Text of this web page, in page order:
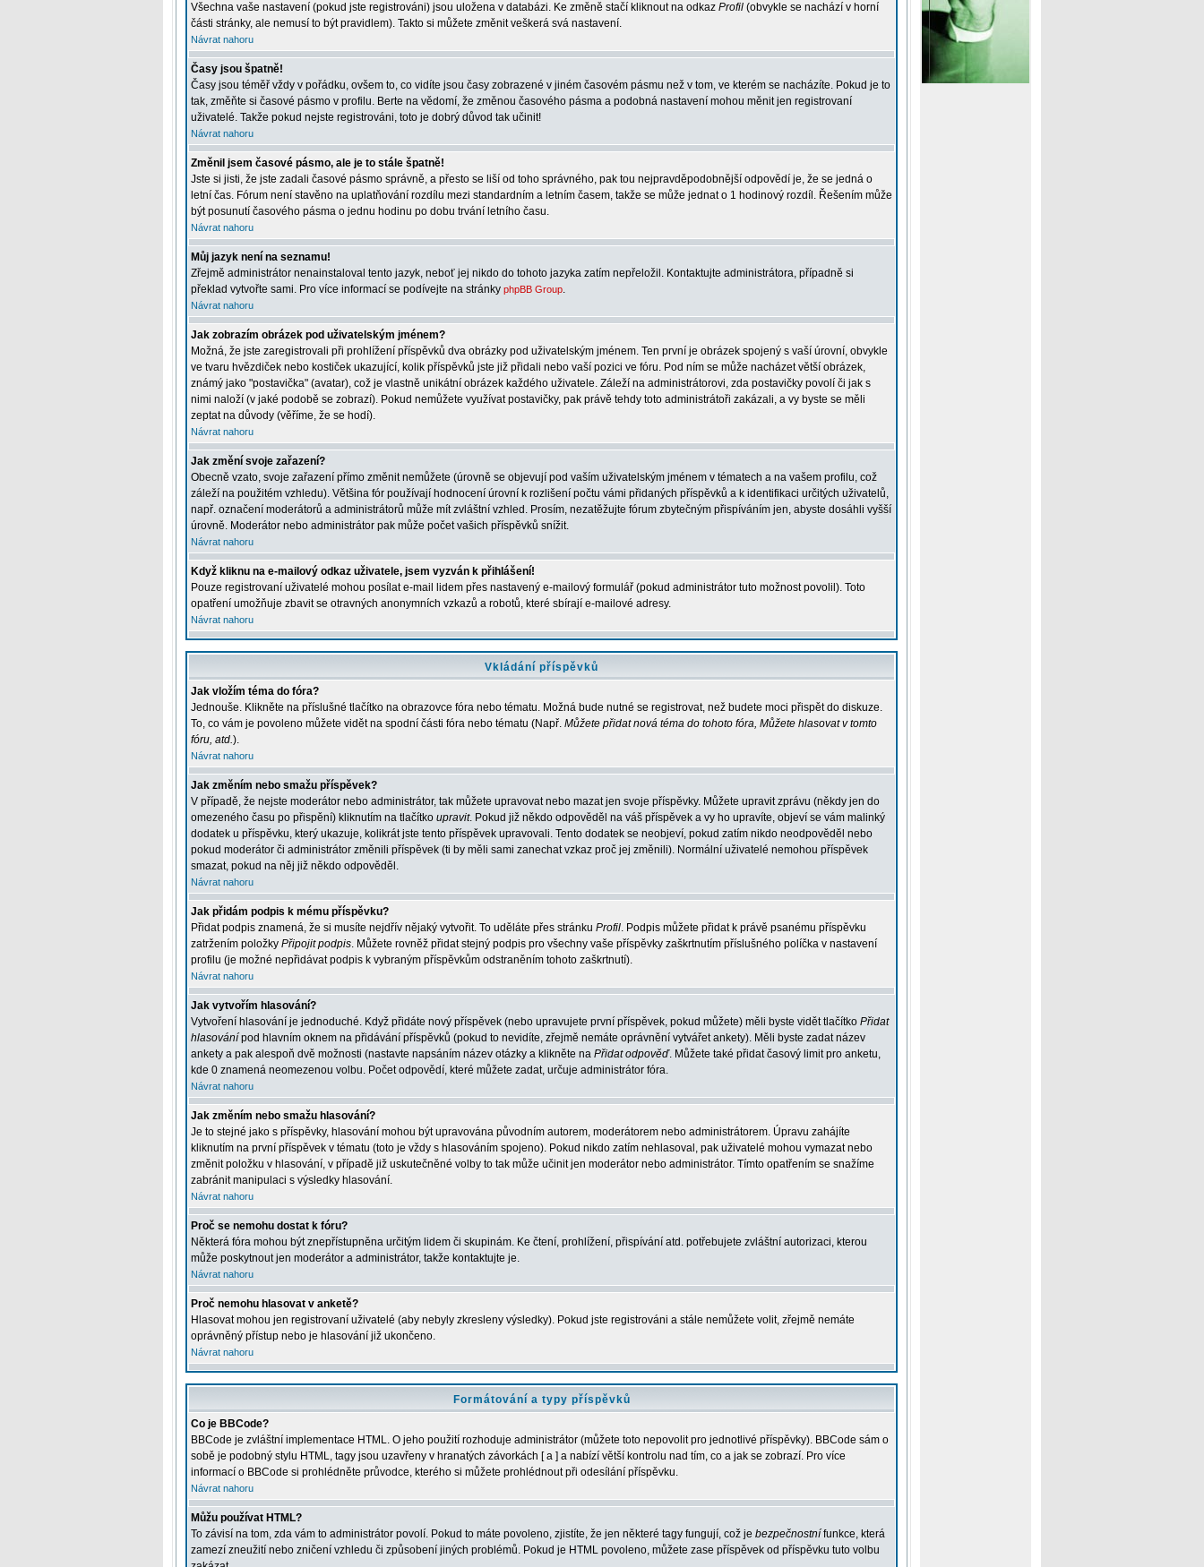
Všechna vaše nastavení (pokud jste registrováni) jsou uložena v databázi. Ke změně stačí kliknout na odkaz Profil (obvykle se nachází v horní
části stránky, ale nemusí to být pravidlem). Takto si můžete změnit veškerá svá nastavení.
Návrat nahoru
Časy jsou špatně!
Časy jsou téměř vždy v pořádku, ovšem to, co vidíte jsou časy zobrazené v jiném časovém pásmu než v tom, ve kterém se nacházíte. Pokud je to
tak, změňte si časové pásmo v profilu. Berte na vědomí, že změnou časového pásma a podobná nastavení mohou měnit jen registrovaní
uživatelé. Takže pokud nejste registrováni, toto je dobrý důvod tak učinit!
Návrat nahoru
Změnil jsem časové pásmo, ale je to stále špatně!
Jste si jisti, že jste zadali časové pásmo správně, a přesto se liší od toho správného, pak tou nejpravděpodobnější odpovědí je, že se jedná o
letní čas. Fórum není stavěno na uplatňování rozdílu mezi standardním a letním časem, takže se může jednat o 1 hodinový rozdíl. Řešením může
být posunutí časového pásma o jednu hodinu po dobu trvání letního času.
Návrat nahoru
Můj jazyk není na seznamu!
Zřejmě administrátor nenainstaloval tento jazyk, neboť jej nikdo do tohoto jazyka zatím nepřeložil. Kontaktujte administrátora, případně si
překlad vytvořte sami. Pro více informací se podívejte na stránky phpBB Group.
Návrat nahoru
Jak zobrazím obrázek pod uživatelským jménem?
Možná, že jste zaregistrovali při prohlížení příspěvků dva obrázky pod uživatelským jménem. Ten první je obrázek spojený s vaší úrovní, obvykle
ve tvaru hvězdiček nebo kostiček ukazující, kolik příspěvků jste již přidali nebo vaší pozici ve fóru. Pod ním se může nacházet větší obrázek,
známý jako "postavička" (avatar), což je vlastně unikátní obrázek každého uživatele. Záleží na administrátorovi, zda postavičky povolí či jak s
nimi naloží (v jaké podobě se zobrazí). Pokud nemůžete využívat postavičky, pak právě tehdy toto administrátoři zakázali, a vy byste se měli
zeptat na důvody (věříme, že se hodí).
Návrat nahoru
Jak změní svoje zařazení?
Obecně vzato, svoje zařazení přímo změnit nemůžete (úrovně se objevují pod vaším uživatelským jménem v tématech a na vašem profilu, což
záleží na použitém vzhledu). Většina fór používají hodnocení úrovní k rozlišení počtu vámi přidaných příspěvků a k identifikaci určitých uživatelů,
např. označení moderátorů a administrátorů může mít zvláštní vzhled. Prosím, nezatěžujte fórum zbytečným přispíváním jen, abyste dosáhli vyšší
úrovně. Moderátor nebo administrátor pak může počet vašich příspěvků snížit.
Návrat nahoru
Když kliknu na e-mailový odkaz uživatele, jsem vyzván k přihlášení!
Pouze registrovaní uživatelé mohou posílat e-mail lidem přes nastavený e-mailový formulář (pokud administrátor tuto možnost povolil). Toto
opatření umožňuje zbavit se otravných anonymních vzkazů a robotů, které sbírají e-mailové adresy.
Návrat nahoru
Vkládání příspěvků
Jak vložím téma do fóra?
Jednouše. Klikněte na příslušné tlačítko na obrazovce fóra nebo tématu. Možná bude nutné se registrovat, než budete moci přispět do diskuze.
To, co vám je povoleno můžete vidět na spodní části fóra nebo tématu (Např. Můžete přidat nová téma do tohoto fóra, Můžete hlasovat v tomto
fóru, atd.).
Návrat nahoru
Jak změním nebo smažu příspěvek?
V případě, že nejste moderátor nebo administrátor, tak můžete upravovat nebo mazat jen svoje příspěvky. Můžete upravit zprávu (někdy jen do
omezeného času po přispění) kliknutím na tlačítko upravit. Pokud již někdo odpověděl na váš příspěvek a vy ho upravíte, objeví se vám malinký
dodatek u příspěvku, který ukazuje, kolikrát jste tento příspěvek upravovali. Tento dodatek se neobjeví, pokud zatím nikdo neodpověděl nebo
pokud moderátor či administrátor změnili příspěvek (ti by měli sami zanechat vzkaz proč jej změnili). Normální uživatelé nemohou příspěvek
smazat, pokud na něj již někdo odpověděl.
Návrat nahoru
Jak přidám podpis k mému příspěvku?
Přidat podpis znamená, že si musíte nejdřív nějaký vytvořit. To uděláte přes stránku Profil. Podpis můžete přidat k právě psanému příspěvku
zatržením položky Připojit podpis. Můžete rovněž přidat stejný podpis pro všechny vaše příspěvky zaškrtnutím příslušného políčka v nastavení
profilu (je možné nepřidávat podpis k vybraným příspěvkům odstraněním tohoto zaškrtnutí).
Návrat nahoru
Jak vytvořím hlasování?
Vytvoření hlasování je jednoduché. Když přidáte nový příspěvek (nebo upravujete první příspěvek, pokud můžete) měli byste vidět tlačítko Přidat
hlasování pod hlavním oknem na přidávání příspěvků (pokud to nevidíte, zřejmě nemáte oprávnění vytvářet ankety). Měli byste zadat název
ankety a pak alespoň dvě možnosti (nastavte napsáním název otázky a klikněte na Přidat odpověď. Můžete také přidat časový limit pro anketu,
kde 0 znamená neomezenou volbu. Počet odpovědí, které můžete zadat, určuje administrátor fóra.
Návrat nahoru
Jak změním nebo smažu hlasování?
Je to stejné jako s příspěvky, hlasování mohou být upravována původním autorem, moderátorem nebo administrátorem. Úpravu zahájíte
kliknutím na první příspěvek v tématu (toto je vždy s hlasováním spojeno). Pokud nikdo zatím nehlasoval, pak uživatelé mohou vymazat nebo
změnit položku v hlasování, v případě již uskutečněné volby to tak může učinit jen moderátor nebo administrátor. Tímto opatřením se snažíme
zabránit manipulaci s výsledky hlasování.
Návrat nahoru
Proč se nemohu dostat k fóru?
Některá fóra mohou být znepřístupněna určitým lidem či skupinám. Ke čtení, prohlížení, přispívání atd. potřebujete zvláštní autorizaci, kterou
může poskytnout jen moderátor a administrátor, takže kontaktujte je.
Návrat nahoru
Proč nemohu hlasovat v anketě?
Hlasovat mohou jen registrovaní uživatelé (aby nebyly zkresleny výsledky). Pokud jste registrováni a stále nemůžete volit, zřejmě nemáte
oprávněný přístup nebo je hlasování již ukončeno.
Návrat nahoru
Formátování a typy příspěvků
Co je BBCode?
BBCode je zvláštní implementace HTML. O jeho použití rozhoduje administrátor (můžete toto nepovolit pro jednotlivé příspěvky). BBCode sám o
sobě je podobný stylu HTML, tagy jsou uzavřeny v hranatých závorkách [ a ] a nabízí větší kontrolu nad tím, co a jak se zobrazí. Pro více
informací o BBCode si prohlédněte průvodce, kterého si můžete prohlédnout při odesílání příspěvku.
Návrat nahoru
Můžu používat HTML?
To závisí na tom, zda vám to administrátor povolí. Pokud to máte povoleno, zjistíte, že jen některé tagy fungují, což je bezpečnostní funkce, která
zamezí zneužití nebo zničení vzhledu či způsobení jiných problémů. Pokud je HTML povoleno, můžete zase příspěvek od příspěvku tuto volbu